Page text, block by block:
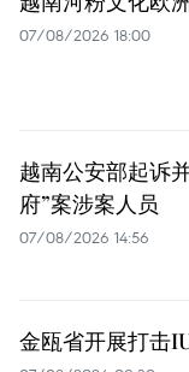
07/08/2026 18:00
越南公安部起诉
府”案涉案人员
07/08/2026 14:56
金瓯省开展打击